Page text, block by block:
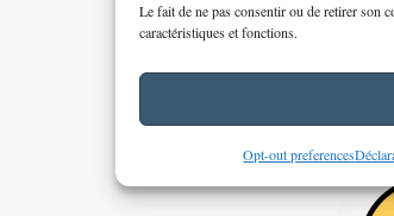
Le fait de ne pas consentir ou de retirer son
caractéristiques et fonctions.
Opt-out preferences